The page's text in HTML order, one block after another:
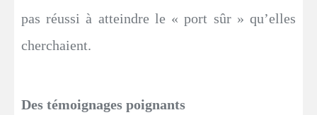
pas réussi à atteindre le « port sûr » qu’elles
cherchaient.
Des témoignages poignants